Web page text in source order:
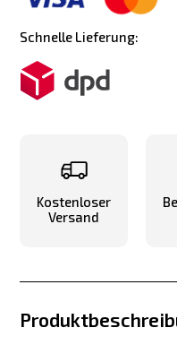
Schnelle Lieferung:
Kostenloser
Versand